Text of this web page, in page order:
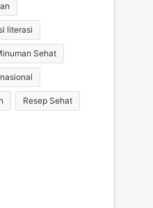
literasi
Sehat
Resep Sehat